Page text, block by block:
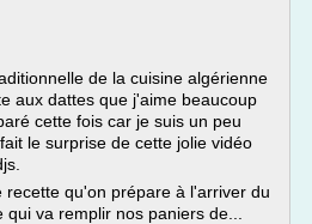
de la cuisine algérienne
aux dattes que j'aime beaucoup
cette fois car je suis un peu
le surprise de cette jolie vidéo
recette qu'on prépare à l'arriver du
va remplir nos paniers de...